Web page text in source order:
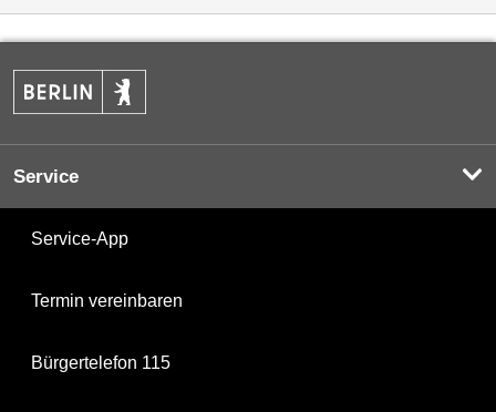
Service
Service-App
Termin vereinbaren
Bürgertelefon 115